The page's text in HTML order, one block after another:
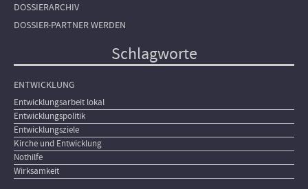
DOSSIERARCHIV
DOSSIER-PARTNER WERDEN
Schlagworte
ENTWICKLUNG
Entwicklungsarbeit lokal
Entwicklungspolitik
Entwicklungsziele
Kirche und Entwicklung
Nothilfe
Wirksamkeit